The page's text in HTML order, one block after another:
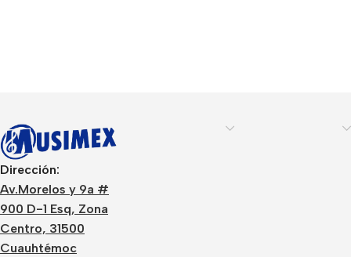
Dirección:
Av.Morelos y 9a #
900 D-1 Esq, Zona
Centro, 31500
Cuauhtémoc